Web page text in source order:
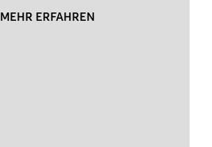
MEHR ERFAHREN